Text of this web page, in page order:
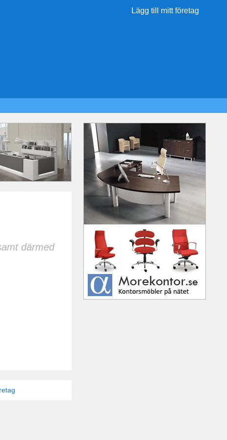
Lägg till mitt företag
därmed